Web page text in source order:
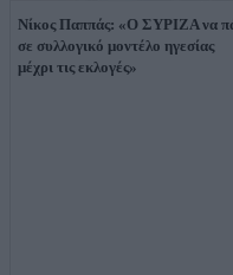
Νίκος Παππάς: «Ο ΣΥΡΙΖΑ να
σε συλλογικό μοντέλο ηγεσίας
μέχρι τις εκλογές»